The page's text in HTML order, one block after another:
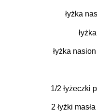
łyżka
łyżka
1/2 łyżeczki
2 łyżki